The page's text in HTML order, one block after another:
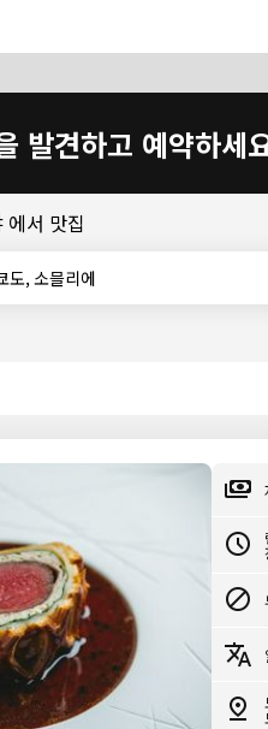
발견하고 예약하세
서 맛집
쿄도, 소믈리에